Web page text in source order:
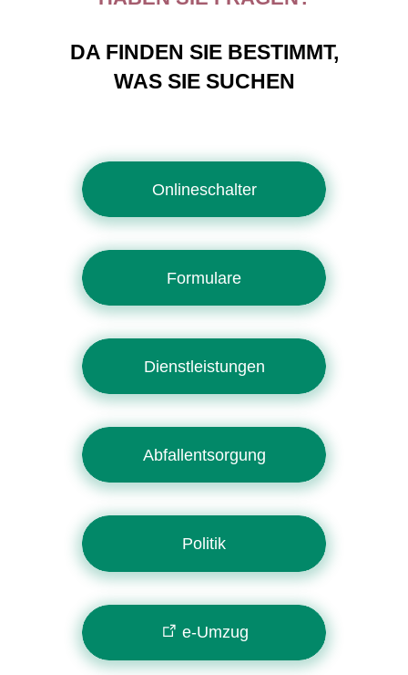
DA FINDEN SIE BESTIMMT,
WAS SIE SUCHEN
Onlineschalter
Formulare
Dienstleistungen
Abfallentsorgung
Politik
e-Umzug